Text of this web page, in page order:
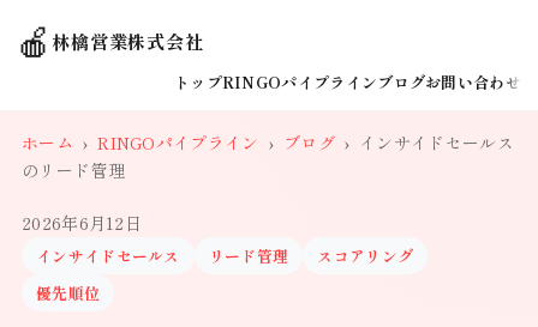
🍎林檎営業株式会社
トップRINGOパイプラインブログお問い合わせ
ホーム › RINGOパイプライン › ブログ › インサイドセールス
のリード管理
2026年6月12日
インサイドセールス リード管理
スコアリング
優先順位